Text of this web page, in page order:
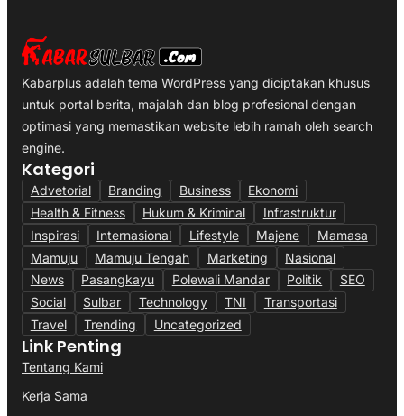
Kabarplus adalah tema WordPress yang diciptakan khusus
untuk portal berita, majalah dan blog profesional dengan
optimasi yang memastikan website lebih ramah oleh search
engine.
Kategori
Advetorial Branding Business
Ekonomi
Health & Fitness
Hukum & Kriminal
Infrastruktur
Inspirasi
Internasional Lifestyle Majene
Mamasa
Mamuju
Mamuju Tengah Marketing
Nasional
News
Pasangkayu Polewali Mandar Politik
SEO
Social
Sulbar Technology TNI
Transportasi
Travel
Trending Uncategorized
Link Penting
Tentang Kami
Kerja Sama